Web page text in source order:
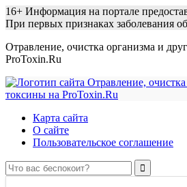
16+ Информация на портале
При первых признаках заболевания
Отравление, очистка организма и
ProToxin.Ru
Карта сайта
О сайте
Пользовательское соглашение